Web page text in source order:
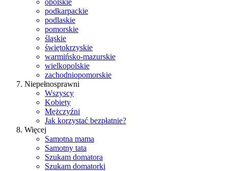
opolskie
podkarpackie
podlaskie
pomorskie
śląskie
świętokrzyskie
warmińsko-mazurskie
wielkopolskie
zachodniopomorskie
Niepełnosprawni
Wszyscy
Kobiety
Mężczyźni
Jak korzystać bezpłatnie?
Więcej
Samotna mama
Samotny tata
Szukam domatora
Szukam domatorki